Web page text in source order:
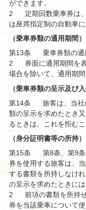
ができます。
2
定期回数乗車券は
は座席指定制の自動車
（乗車券類の通用期間）
第13条
乗車券類の通
2
券面に通用期間を
場合を除いて、通用期間
（乗車券類の呈示及び入
第14条
旅客は、当
類の呈示を求めたとき
るときは、これを拒むこ
（身分証明書等の所持）
第15条
第8条、第9
券を使用する旅客は、
する書類を所持しなけ
の呈示を求めたときに
2
前項の書類を所持
券を当該乗車について